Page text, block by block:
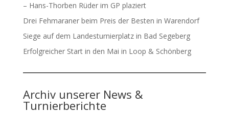
– Hans-Thorben Rüder im GP plaziert
Drei Fehmaraner beim Preis der Besten in Warendorf
Siege auf dem Landesturnierplatz in Bad Segeberg
Erfolgreicher Start in den Mai in Loop & Schönberg
Archiv unserer News &
Turnierberichte